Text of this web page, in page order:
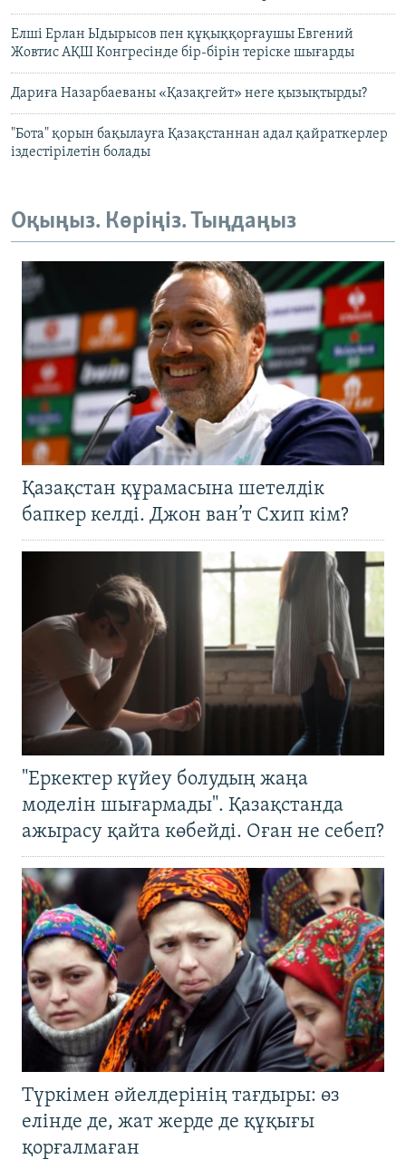
Елші Ерлан Ыдырысов пен құқыққорғаушы Евгений
Жовтис АҚШ Конгресінде бір-бірін теріске шығарды
Дариға Назарбаеваны «Қазақгейт» неге қызықтырды?
"Бота" қорын бақылауға Қазақстаннан адал қайраткерлер
іздестірілетін болады
Оқыңыз. Көріңіз. Тыңдаңыз
Қазақстан құрамасына шетелдік
бапкер келді. Джон ван’т Схип кім?
"Еркектер күйеу болудың жаңа
моделін шығармады". Қазақстанда
ажырасу қайта көбейді. Оған не себеп?
Түркімен әйелдерінің тағдыры: өз
елінде де, жат жерде де құқығы
қорғалмаған